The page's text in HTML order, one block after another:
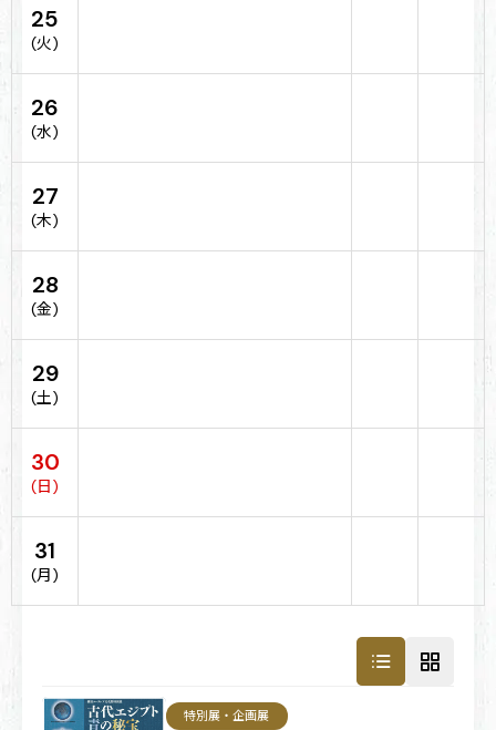
25
(火)
26
(水)
27
(木)
28
(金)
29
(土)
30
(日)
31
(月)
特別展・企画展